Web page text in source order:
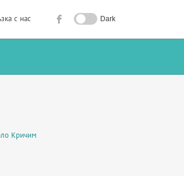
с нас Dark
Кричим